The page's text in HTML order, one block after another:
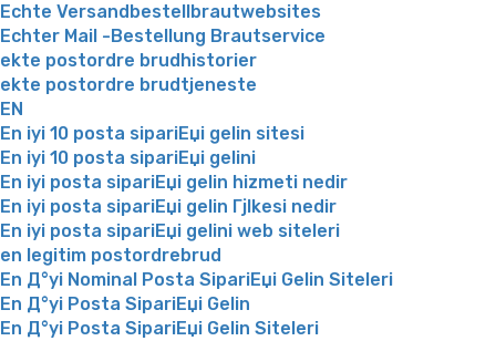
Echte Versandbestellbrautwebsites
Echter Mail -Bestellung Brautservice
ekte postordre brudhistorier
ekte postordre brudtjeneste
EN
En iyi 10 posta sipariЕџi gelin sitesi
En iyi 10 posta sipariЕџi gelini
En iyi posta sipariЕџi gelin hizmeti nedir
En iyi posta sipariЕџi gelin Гјlkesi nedir
En iyi posta sipariЕџi gelini web siteleri
en legitim postordrebrud
En Д°yi Nominal Posta SipariЕџi Gelin Siteleri
En Д°yi Posta SipariЕџi Gelin
En Д°yi Posta SipariЕџi Gelin Siteleri